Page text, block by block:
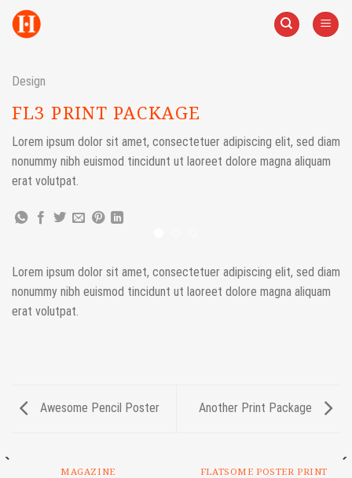
Skip
Design
FL3 PRINT PACKAGE
Lorem ipsum dolor sit amet, consectetuer adipiscing elit, sed diam
nonummy nibh euismod tincidunt ut laoreet dolore magna aliquam
erat volutpat.
Lorem ipsum dolor sit amet, consectetuer adipiscing elit, sed diam
nonummy nibh euismod tincidunt ut laoreet dolore magna aliquam
erat volutpat.
Awesome Pencil Poster Another Print Package
MAGAZINE FLATSOME POSTER PRINT